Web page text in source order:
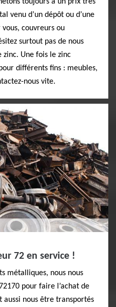
venu d’un dépôt ou d’une
couvreurs ou
surtout pas de nous
zinc. Une fois le zinc
différents fins : meubles,
nous vite.
72 en service !
métalliques, nous nous
pour faire l’achat de
aussi nous être transportés